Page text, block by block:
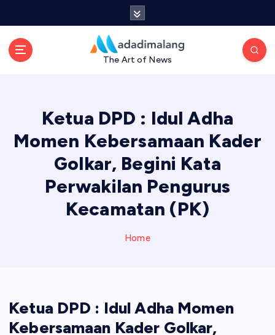
The Art of News
Ketua DPD : Idul Adha
Momen Kebersamaan Kader
Golkar, Begini Kata
Perwakilan Pengurus
Kecamatan (PK)
Home
Ketua DPD : Idul Adha Momen
Kebersamaan Kader Golkar,